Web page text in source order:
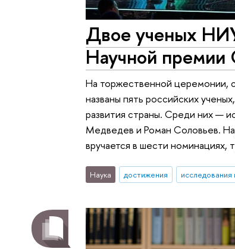
Двое ученых
Научной премии
На торжественной церемонии,
названы пять российских
развития страны. Среди них —
Медведев и Роман Соловьев.
вручается в шести номинациях,
Наука достижения исследования